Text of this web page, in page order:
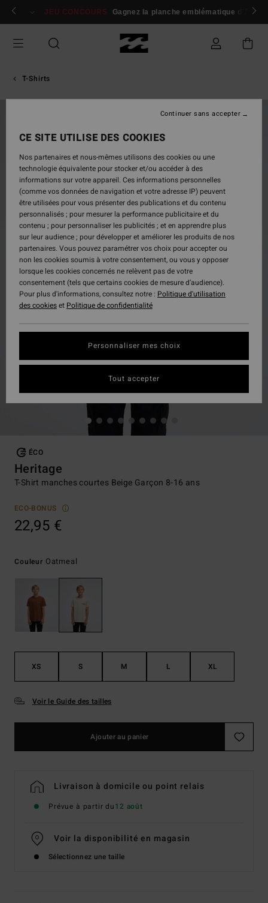
Passer
Se connecter / s'inscrire
JEU CONCOURS Gagnez la planche emblématique d'Andy
T-Shirts
ÉCO
Heritage
T-Shirt manches courtes Beige Garçon 8-16 ans
ECO-BONUS
22,95 €
Couleur Oatmeal
XS S M L XL
Voir le Guide des tailles
Ajouter au panier
Livraison à domicile ou point relais
Prévue à partir du12 août
Voir la disponibilité en magasin
Sélectionnez une taille
CE SITE UTILISE DES COOKIES
Nos partenaires et nous-mêmes utilisons des cookies ou une
technologie équivalente pour stocker et/ou accéder à des
informations sur votre appareil. Ces informations personnelles
(comme vos données de navigation et votre adresse IP) peuvent
être utilisées pour vous présenter des publications et du contenu
personnalisés ; pour mesurer la performance publicitaire et du
contenu ; pour personnaliser les publicités ; et en apprendre plus
sur leur audience ; pour développer et améliorer les produits de nos
partenaires. Vous pouvez paramétrer vos choix pour accepter ou
non les cookies soumis à votre consentement, ou vous y opposer
lorsque les cookies concernés ne relèvent pas de votre
consentement (tels que certains cookies de mesure d’audience).
Pour plus d'informations, consultez notre : Politique d'utilisation
des cookieset Politique de confidentialité
Personnaliser mes choix
Continuer sans accepter
Tout accepter